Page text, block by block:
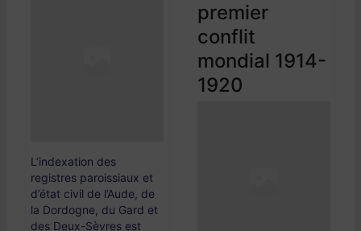
L’indexation des
registres paroissiaux et
d’état civil de l’Aude, de
la Dordogne, du Gard et
des Deux-Sèvres est
premier
conflit
mondial 1914-
1920